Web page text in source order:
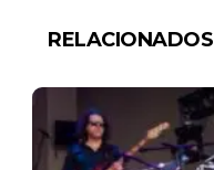
RELACIONADOS